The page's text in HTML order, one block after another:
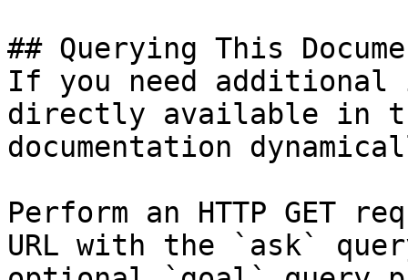
## Querying This
If you need
directly available in
documentation
Perform an HTTP GET
URL with the `ask`